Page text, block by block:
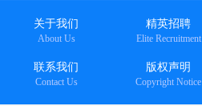
关于我们
About Us
精英招聘
Elite Recruitment
联系我们
Contact Us
版权声明
Copyright Notice